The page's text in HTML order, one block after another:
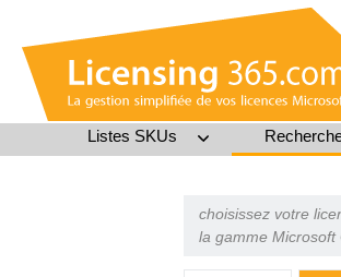
Listes SKUs
choisissez votre
la gamme Microsoft